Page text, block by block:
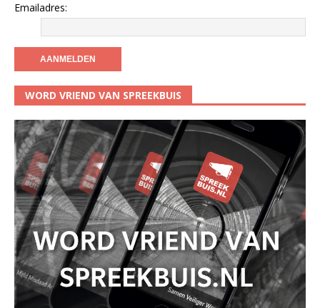
Emailadres:
WORD VRIEND VAN SPREEKBUIS